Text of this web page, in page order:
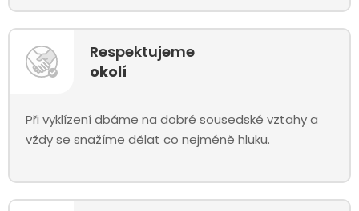
Respektujeme
okolí
Při vyklízení dbáme na dobré sousedské vztahy a
vždy se snažíme dělat co nejméně hluku.